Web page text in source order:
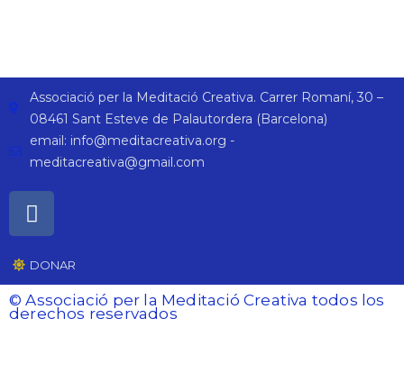
Associació per la Meditació Creativa. Carrer Romaní, 30 –
08461 Sant Esteve de Palautordera (Barcelona)
email: info@meditacreativa.org -
meditacreativa@gmail.com
DONAR
© Associació per la Meditació Creativa todos los
derechos reservados